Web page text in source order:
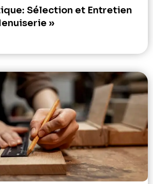
Sélection et Entretien
»